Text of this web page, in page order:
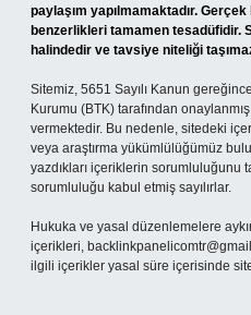
paylaşım yapılmamaktadır.
benzerlikleri tamamen tesadüfidir.
halindedir ve tavsiye niteliği
Sitemiz, 5651 Sayılı Kanun
Kurumu (BTK) tarafından
vermektedir. Bu nedenle, sitedeki
veya araştırma yükümlülüğümüz
yazdıkları içeriklerin sorumluluğunu
sorumluluğu kabul etmiş sayılırlar.
Hukuka ve yasal düzenlemelere
içerikleri,
ilgili içerikler yasal süre içerisinde